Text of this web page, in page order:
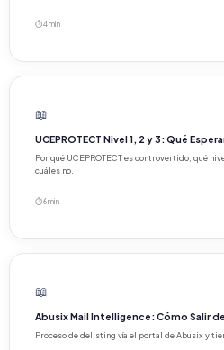
⏱ 4 min
📖
UCEPROTECT Nivel 1, 2 y 3: Qué
Por qué UCEPROTECT es controvertido, qué
cuáles no.
⏱ 6 min
📖
Abusix Mail Intelligence: Cómo Salir
Proceso de delisting vía el portal de Abusix y